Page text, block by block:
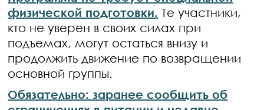
физической подготовки. Те участники,
кто не уверен в своих силах при
подъемах, могут остаться внизу и
продолжить движение по возвращении
основной группы.
Обязательно: заранее сообщить об